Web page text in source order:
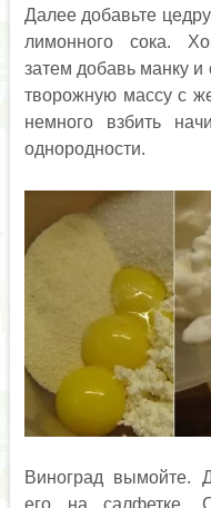
Далее добавьте
лимонного сока.
затем добавь манку
творожную массу с
немного взбить
однородности.
Виноград вымойте.